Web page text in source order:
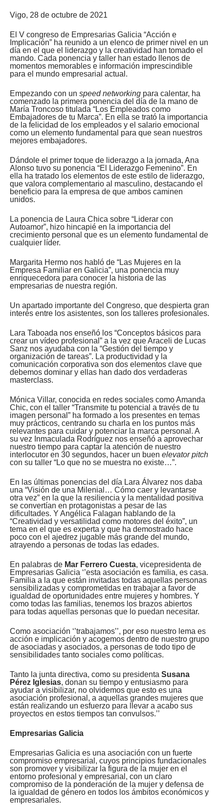
Vigo, 28 de octubre de 2021
El V congreso de Empresarias Galicia “Acción e
Implicación” ha reunido a un elenco de primer nivel en un
día en el que el liderazgo y la creatividad han tomado el
mando. Cada ponencia y taller han estado llenos de
momentos memorables e información imprescindible
para el mundo empresarial actual.
Empezando con un speed networking para calentar, ha
comenzado la primera ponencia del día de la mano de
María Troncoso titulada “Los Empleados como
Embajadores de tu Marca”. En ella se trató la importancia
de la felicidad de los empleados y el salario emocional
como un elemento fundamental para que sean nuestros
mejores embajadores.
Dándole el primer toque de liderazgo a la jornada, Ana
Alonso tuvo su ponencia “El Liderazgo Femenino”. En
ella ha tratado los elementos de este estilo de liderazgo,
que valora complementario al masculino, destacando el
beneficio para la empresa de que ambos caminen
unidos.
La ponencia de Laura Chica sobre “Liderar con
Autoamor”, hizo hincapié en la importancia del
crecimiento personal que es un elemento fundamental de
cualquier líder.
Margarita Hermo nos habló de “Las Mujeres en la
Empresa Familiar en Galicia”, una ponencia muy
enriquecedora para conocer la historia de las
empresarias de nuestra región.
Un apartado importante del Congreso, que despierta gran
interés entre los asistentes, son los talleres profesionales.
Lara Taboada nos enseñó los “Conceptos básicos para
crear un vídeo profesional” a la vez que Araceli de Lucas
Sanz nos ayudaba con la “Gestión del tiempo y
organización de tareas”. La productividad y la
comunicación corporativa son dos elementos clave que
debemos dominar y ellas han dado dos verdaderas
masterclass.
Mónica Villar, conocida en redes sociales como Amanda
Chic, con el taller “Transmite tu potencial a través de tu
imagen personal” ha formado a los presentes en temas
muy prácticos, centrando su charla en los puntos más
relevantes para cuidar y potenciar la marca personal. A
su vez Inmaculada Rodríguez nos enseñó a aprovechar
nuestro tiempo para captar la atención de nuestro
interlocutor en 30 segundos, hacer un buen elevator pitch
con su taller “Lo que no se muestra no existe…”.
En las últimas ponencias del día Lara Álvarez nos daba
una “Visión de una Milenial… Cómo caer y levantarse
otra vez” en la que la resiliencia y la mentalidad positiva
se convertían en protagonistas a pesar de las
dificultades. Y Angélica Falagan hablando de la
“Creatividad y versatilidad como motores del éxito”, un
tema en el que es experta y que ha demostrado hace
poco con el ajedrez jugable más grande del mundo,
atrayendo a personas de todas las edades.
En palabras de Mar Ferrero Cuesta, vicepresidenta de
Empresarias Galicia ‘’esta asociación es familia, es casa.
Familia a la que están invitadas todas aquellas personas
sensibilizadas y comprometidas en trabajar a favor de
igualdad de oportunidades entre mujeres y hombres. Y
como todas las familias, tenemos los brazos abiertos
para todas aquellas personas que lo puedan necesitar.
Como asociación ‘’trabajamos’’, por eso nuestro lema es
acción e implicación y acogemos dentro de nuestro grupo
de asociadas y asociados, a personas de todo tipo de
sensibilidades tanto sociales como políticas.
Tanto la junta directiva, como su presidenta Susana
Pérez Iglesias, donan su tiempo y entusiasmo para
ayudar a visibilizar, no olvidemos que esto es una
asociación profesional, a aquellas grandes mujeres que
están realizando un esfuerzo para llevar a acabo sus
proyectos en estos tiempos tan convulsos.’’
Empresarias Galicia
Empresarias Galicia es una asociación con un fuerte
compromiso empresarial, cuyos principios fundacionales
son promover y visibilizar la figura de la mujer en el
entorno profesional y empresarial, con un claro
compromiso de la ponderación de la mujer y defensa de
la igualdad de género en todos los ámbitos económicos y
empresariales.